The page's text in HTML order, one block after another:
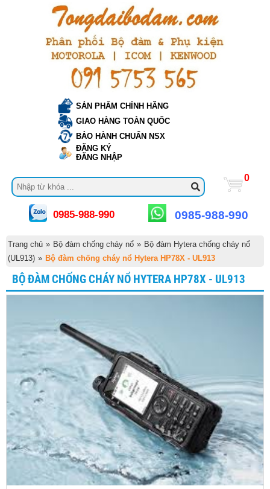
SẢN PHẨM CHÍNH HÃNG
GIAO HÀNG TOÀN QUỐC
BẢO HÀNH CHUẨN NSX
ĐĂNG KÝ
ĐĂNG NHẬP
0
0985-988-990 0985-988-990
Trang chủ » Bộ đàm chống cháy nổ » Bộ đàm Hytera chống cháy nổ
(UL913) » Bộ đàm chống cháy nổ Hytera HP78X - UL913
BỘ ĐÀM CHỐNG CHÁY NỔ HYTERA HP78X - UL913